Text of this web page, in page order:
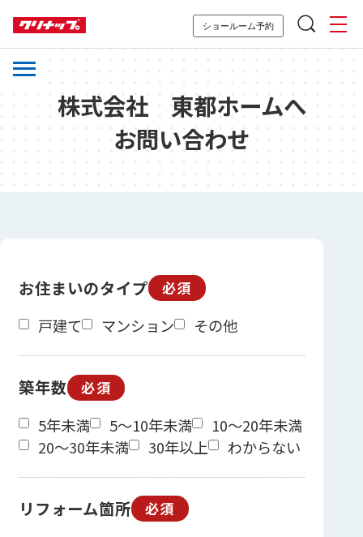
ショールーム予約
株式会社 東都ホームへ
お問い合わせ
お住まいのタイプ 必須
戸建て マンション その他
築年数 必須
5年未満 5～10年未満
10～20年未満
20～30年未満
30年以上 わからない
リフォーム箇所 必須